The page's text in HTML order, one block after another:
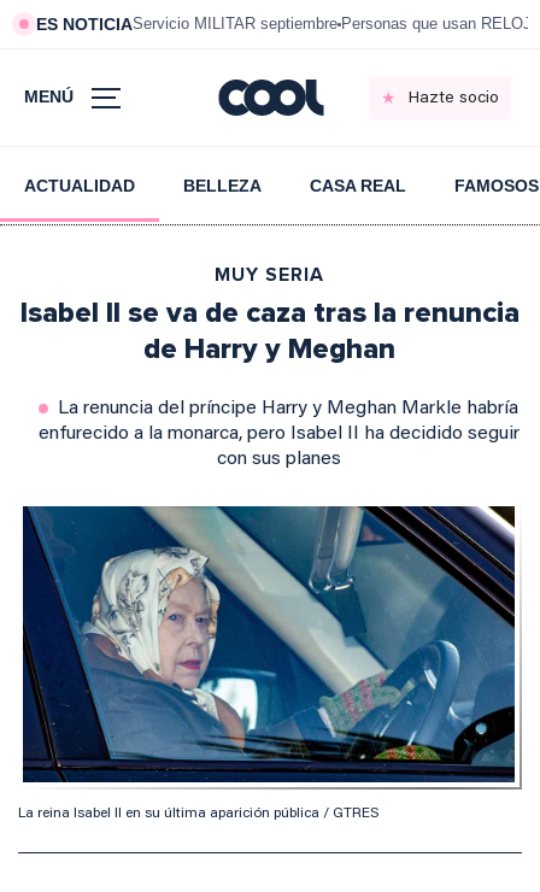
ES NOTICIAServicio MILITAR septiembre Personas que usan RELOJ
MENÚ Hazte socio
ACTUALIDAD BELLEZA CASA REAL FAMOSOS
MUY SERIA
Isabel II se va de caza tras la renuncia
de Harry y Meghan
La renuncia del príncipe Harry y Meghan Markle habría
enfurecido a la monarca, pero Isabel II ha decidido seguir
con sus planes
La reina Isabel II en su última aparición pública / GTRES